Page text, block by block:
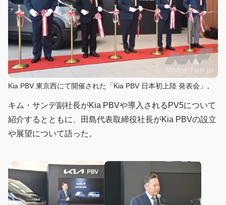
Kia PBV 東京西にて開催された「Kia PBV 日本初上陸 発表会」。
キム・サンデ副社長がKia PBVや導入されるPV5について
紹介するとともに、田島代表取締役社長がKia PBVの設立
や展望について語った。